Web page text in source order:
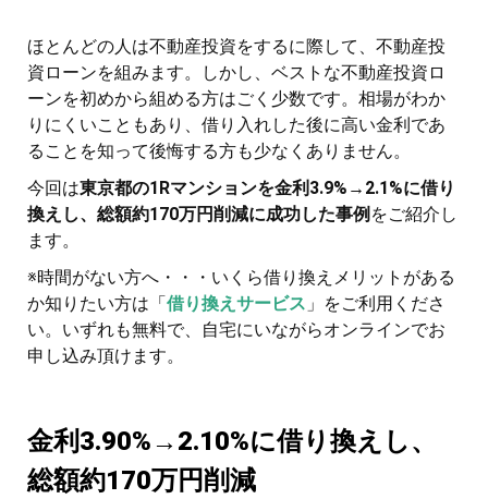
ほとんどの人は不動産投資をするに際して、不動産投
資ローンを組みます。しかし、ベストな不動産投資ロ
ーンを初めから組める方はごく少数です。相場がわか
りにくいこともあり、借り入れした後に高い金利であ
ることを知って後悔する方も少なくありません。
今回は東京都の1Rマンションを金利3.9%→2.1%に借り
換えし、総額約170万円削減に成功した事例 をご紹介し
ます。
※時間がない方へ・・・いくら借り換えメリットがある
か知りたい方は「 借り換えサービス 」をご利用くださ
い。いずれも無料で、自宅にいながらオンラインでお
申し込み頂けます。
金利3.90%→2.10%に借り換えし、
総額約170万円削減